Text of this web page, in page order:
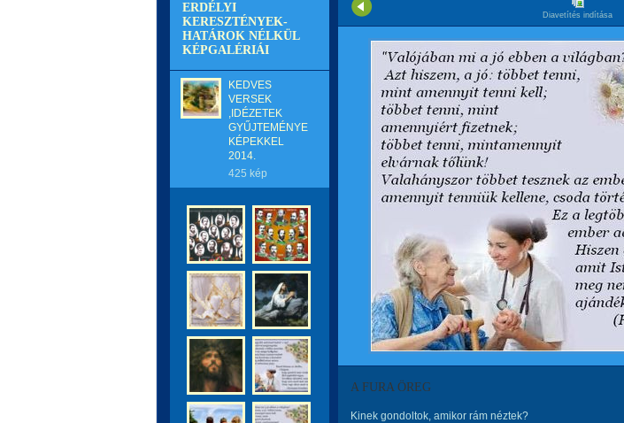
ERDÉLYI
KERESZTÉNYEK-
HATÁROK NÉLKÜL
KÉPGALÉRIÁI
KEDVES
VERSEK
,IDÉZETEK
GYŰJTEMÉNYE
KÉPEKKEL
2014.
425 kép
Diavetítés indítása
A FURA ÖREG
Kinek gondoltok, amikor rám néztek?